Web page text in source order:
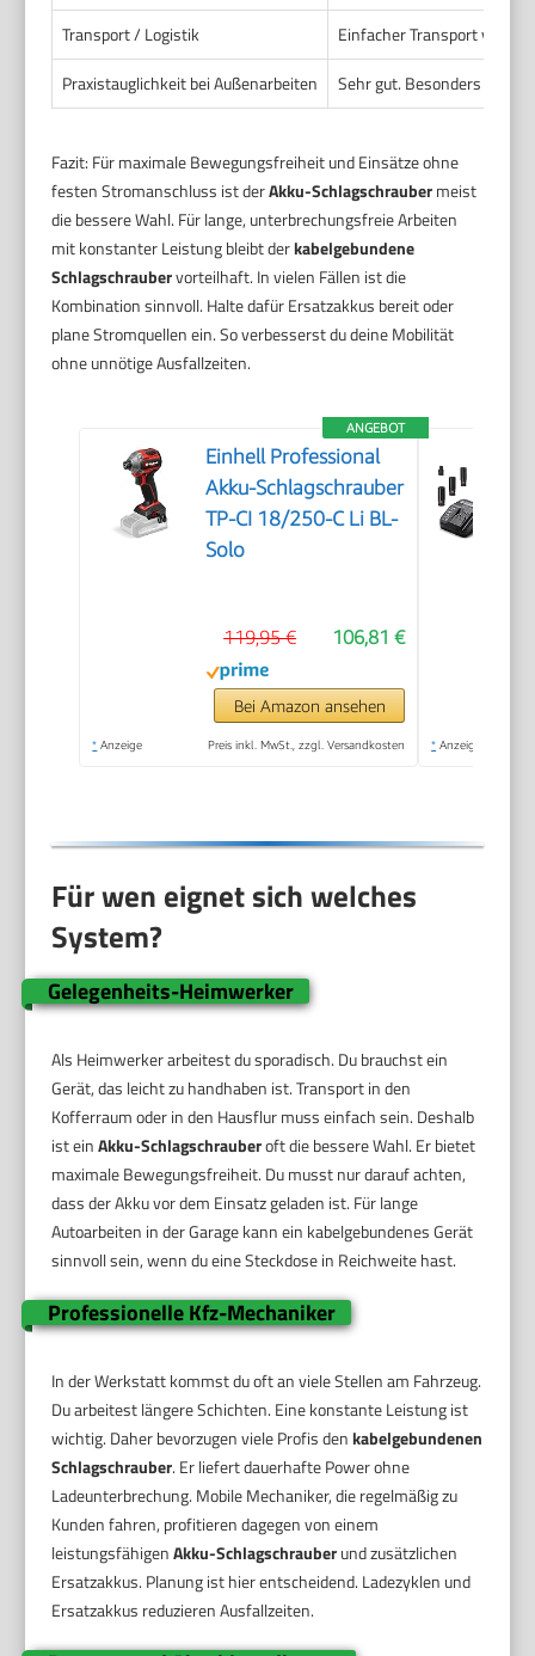
Transport / Logistik
Einfacher Transport von
Praxistauglichkeit bei Außenarbeiten
Sehr gut. Besonders dort,
Fazit: Für maximale Bewegungsfreiheit und Einsätze ohne
festen Stromanschluss ist derAkku-Schlagschraubermeist
die bessere Wahl. Für lange, unterbrechungsfreie Arbeiten
mit konstanter Leistung bleibt derkabelgebundene
Schlagschraubervorteilhaft. In vielen Fällen ist die
Kombination sinnvoll. Halte dafür Ersatzakkus bereit oder
plane Stromquellen ein. So verbesserst du deine Mobilität
ohne unnötige Ausfallzeiten.
ANGEBOT
Einhell Professional
Akku-Schlagschrauber
TP-CI 18/250-C Li BL-
Solo
106,81 €
119,95 €
Bei Amazon ansehen
* Anzeige Preis inkl. MwSt., zzgl. Versandkosten * Anzeige
Für wen eignet sich welches
System?
Gelegenheits-Heimwerker
Als Heimwerker arbeitest du sporadisch. Du brauchst ein
Gerät, das leicht zu handhaben ist. Transport in den
Kofferraum oder in den Hausflur muss einfach sein. Deshalb
ist einAkku-Schlagschrauberoft die bessere Wahl. Er bietet
maximale Bewegungsfreiheit. Du musst nur darauf achten,
dass der Akku vor dem Einsatz geladen ist. Für lange
Autoarbeiten in der Garage kann ein kabelgebundenes Gerät
sinnvoll sein, wenn du eine Steckdose in Reichweite hast.
Professionelle Kfz-Mechaniker
In der Werkstatt kommst du oft an viele Stellen am Fahrzeug.
Du arbeitest längere Schichten. Eine konstante Leistung ist
wichtig. Daher bevorzugen viele Profis denkabelgebundenen
Schlagschrauber. Er liefert dauerhafte Power ohne
Ladeunterbrechung. Mobile Mechaniker, die regelmäßig zu
Kunden fahren, profitieren dagegen von einem
leistungsfähigenAkku-Schlagschrauberund zusätzlichen
Ersatzakkus. Planung ist hier entscheidend. Ladezyklen und
Ersatzakkus reduzieren Ausfallzeiten.